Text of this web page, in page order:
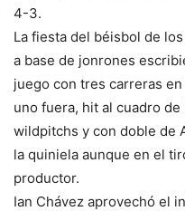
4-3.
La fiesta del béisbol de
a base de jonrones
juego con tres carreras
uno fuera, hit al cuadro
wildpitchs y con doble de
la quiniela aunque en el
productor.
Ian Chávez aprovechó el